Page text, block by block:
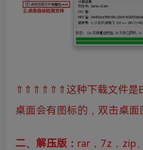
⇑⇑⇑⇑⇑⇑这种下载文件是
桌面会有图标的，双击桌
二、 解压版： rar，7z，zip